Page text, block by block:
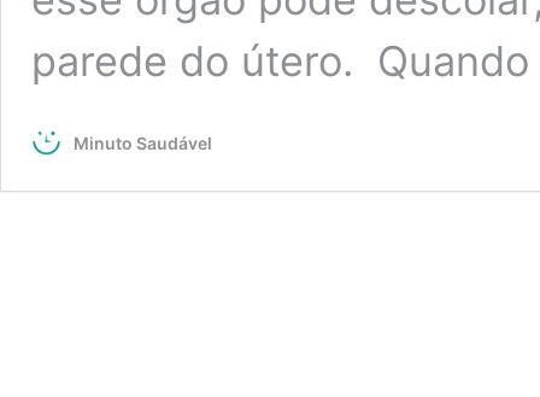
parede do útero.
Minuto Saudável